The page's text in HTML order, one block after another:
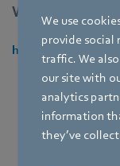
We use
provide social
traffic. We
our site with
analytics
information
they’ve
Weitere
https://